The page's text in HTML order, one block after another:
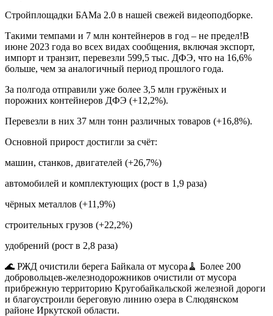
Стройплощадки БАМа 2.0 в нашей свежей видеоподборке.
Такими темпами и 7 млн контейнеров в год – не предел!В
июне 2023 года во всех видах сообщения, включая экспорт,
импорт и транзит, перевезли 599,5 тыс. ДФЭ, что на 16,6%
больше, чем за аналогичный период прошлого года.
За полгода отправили уже более 3,5 млн гружёных и
порожних контейнеров ДФЭ (+12,2%).
Перевезли в них 37 млн тонн различных товаров (+16,8%).
Основной прирост достигли за счёт:
машин, станков, двигателей (+26,7%)
автомобилей и комплектующих (рост в 1,9 раза)
чёрных металлов (+11,9%)
строительных грузов (+22,2%)
удобрений (рост в 2,8 раза)
🌊 РЖД очистили берега Байкала от мусора🧹 Более 200
добровольцев-железнодорожников очистили от мусора
прибрежную территорию Кругобайкальской железной дороги
и благоустроили береговую линию озера в Слюдянском
районе Иркутской области.